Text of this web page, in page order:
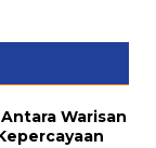
Warisan